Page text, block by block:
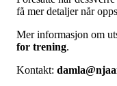
få mer detaljer når
Mer informasjon om
for trening.
Kontakt: